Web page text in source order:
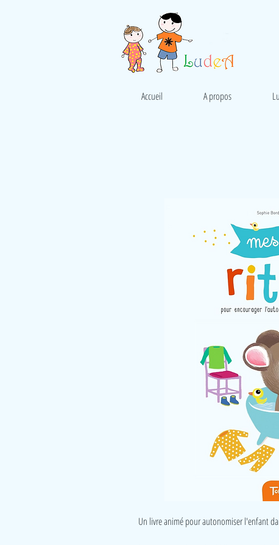
Accueil A propos
Un livre animé pour autonomiser l'enfant